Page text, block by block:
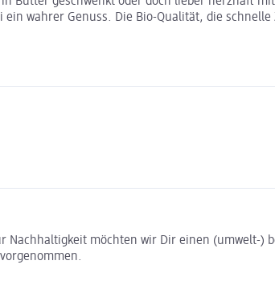
wahrer Genuss. Die Bio-Qualität, die
möchten wir Dir einen (umwelt-)